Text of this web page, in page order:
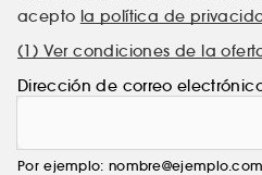
acepto la política de
(1) Ver condiciones de la
Dirección de correo
Por ejemplo: nombre@ejemplo.com